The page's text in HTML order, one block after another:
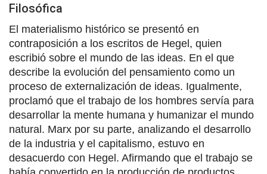
Filosófica
El materialismo histórico se presentó en
contraposición a los escritos de Hegel, quien
escribió sobre el mundo de las ideas. En el que
describe la evolución del pensamiento como un
proceso de externalización de ideas. Igualmente,
proclamó que el trabajo de los hombres servía para
desarrollar la mente humana y humanizar el mundo
natural. Marx por su parte, analizando el desarrollo
de la industria y el capitalismo, estuvo en
desacuerdo con Hegel. Afirmando que el trabajo se